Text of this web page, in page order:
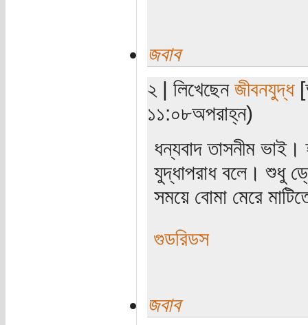
জবাব
২ | লিখেছেন জীবনযুদ্ধ
১১:০৮অপরাহ্ন)
ধন্যবাদ তাসনীম
যুদ্ধাপরাধ বলে। শুধু
সময়ে বোমা মেরে
গুডরিডস
জবাব